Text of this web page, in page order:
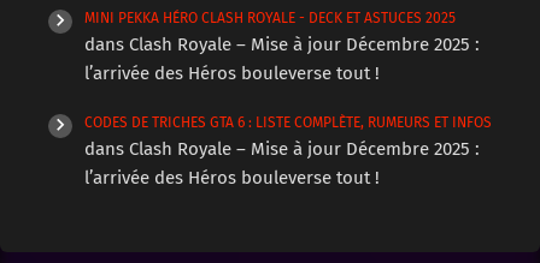
MINI PEKKA HÉRO CLASH ROYALE - DECK ET ASTUCES 2025
dans Clash Royale – Mise à jour Décembre 2025 :
l’arrivée des Héros bouleverse tout !
CODES DE TRICHES GTA 6 : LISTE COMPLÈTE, RUMEURS ET INFOS
dans Clash Royale – Mise à jour Décembre 2025 :
l’arrivée des Héros bouleverse tout !